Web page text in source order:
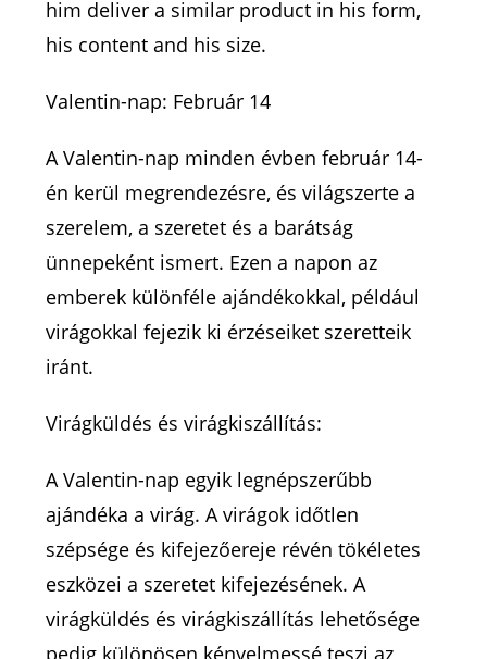
him deliver a similar product in his form,
his content and his size.
Valentin-nap: Február 14
A Valentin-nap minden évben február 14-
én kerül megrendezésre, és világszerte a
szerelem, a szeretet és a barátság
ünnepeként ismert. Ezen a napon az
emberek különféle ajándékokkal, például
virágokkal fejezik ki érzéseiket szeretteik
iránt.
Virágküldés és virágkiszállítás:
A Valentin-nap egyik legnépszerűbb
ajándéka a virág. A virágok időtlen
szépsége és kifejezőereje révén tökéletes
eszközei a szeretet kifejezésének. A
virágküldés és virágkiszállítás lehetősége
pedig különösen kényelmessé teszi az